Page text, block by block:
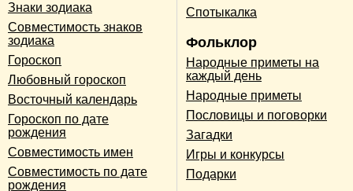
Знаки зодиака
Совместимость знаков
зодиака
Гороскоп
Любовный гороскоп
Восточный календарь
Гороскоп по дате
рождения
Совместимость имен
Совместимость по дате
рождения
Спотыкалка
Фольклор
Народные приметы на
каждый день
Народные приметы
Пословицы и поговорки
Загадки
Игры и конкурсы
Подарки